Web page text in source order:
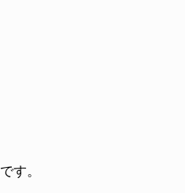
す。